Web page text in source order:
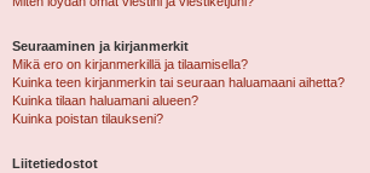
Seuraaminen ja kirjanmerkit
Mikä ero on kirjanmerkillä ja tilaamisella?
Kuinka teen kirjanmerkin tai seuraan haluamaani aihetta?
Kuinka tilaan haluamani alueen?
Kuinka poistan tilaukseni?
Liitetiedostot